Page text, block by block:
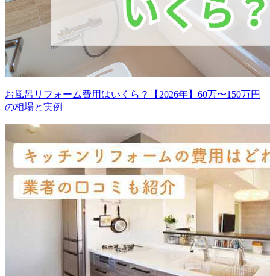
お風呂リフォーム費用はいくら？【2026年】60万〜150万円
の相場と実例